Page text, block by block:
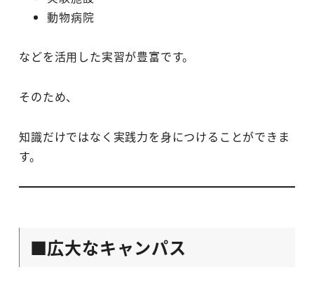
動物病院
などを活用した実習が豊富です。
そのため、
知識だけではなく実践力を身につけることができま
す。
■広大なキャンパス